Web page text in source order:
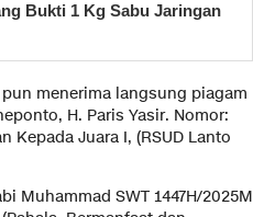
Bukti 1 Kg Sabu Jaringan
menerima langsung piagam
H. Paris Yasir. Nomor:
Kepada Juara I, (RSUD Lanto
Muhammad SWT 1447H/2025M